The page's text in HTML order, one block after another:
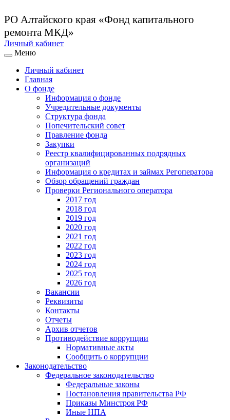
РО Алтайского края «Фонд капитального
ремонта МКД»
Личный кабинет
Меню
Личный кабинет
Главная
О фонде
Информация о фонде
Учредительные документы
Структура фонда
Попечительский совет
Правление фонда
Закупки
Реестр квалифицированных подрядных
организаций
Информация о кредитах и займах Регоператора
Обзор обращений граждан
Проверки Регионального оператора
2017 год
2018 год
2019 год
2020 год
2021 год
2022 год
2023 год
2024 год
2025 год
2026 год
Вакансии
Реквизиты
Контакты
Отчеты
Архив отчетов
Противодействие коррупции
Нормативные акты
Сообщить о коррупции
Законодательство
Федеральное законодательство
Федеральные законы
Постановления правительства РФ
Приказы Минстроя РФ
Иные НПА